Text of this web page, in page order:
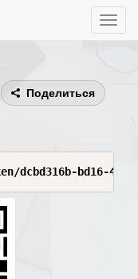
Toggle
Поделиться
bd16-4f32-